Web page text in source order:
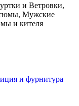
и Ветровки,
Мужские
и кителя
и фурнитура